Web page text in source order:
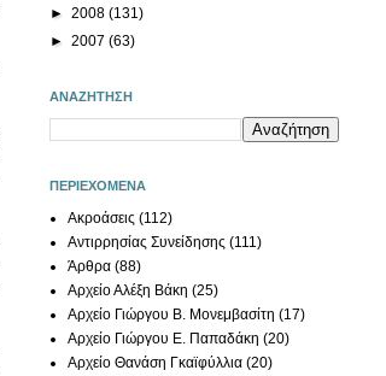
► 2008 (131)
► 2007 (63)
ΑΝΑΖΗΤΗΣΗ
ΠΕΡΙΕΧΟΜΕΝΑ
Ακροάσεις (112)
Αντιρρησίας Συνείδησης (111)
Άρθρα (88)
Αρχείο Αλέξη Βάκη (25)
Αρχείο Γιώργου Β. Μονεμβασίτη (17)
Αρχείο Γιώργου Ε. Παπαδάκη (20)
Αρχείο Θανάση Γκαϊφύλλια (20)